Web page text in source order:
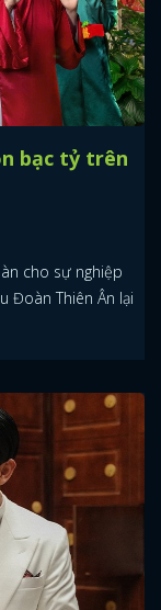
bạc tỷ trên
cho sự nghiệp
Đoàn Thiên Ân lại